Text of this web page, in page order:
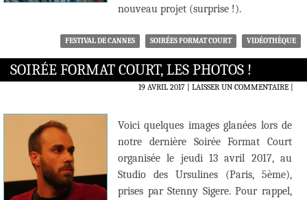
nouveau projet (surprise !).
FESTIVAL DE CANNES SOIRÉES FORMAT COURT VIDÉOTHÈQUE
SOIRÉE FORMAT COURT, LES PHOTOS !
19 AVRIL 2017 LAISSER UN COMMENTAIRE|
Voici quelques images glanées lors de
notre dernière Soirée Format Court
organisée le jeudi 13 avril 2017, au
Studio des Ursulines (Paris, 5ème),
prises par Stenny Sigere. Pour rappel,